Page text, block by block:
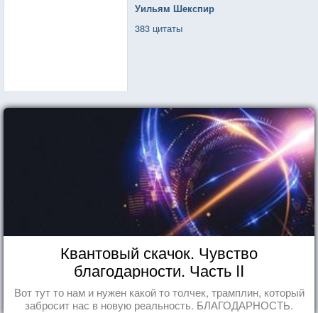
Уильям Шекспир
383 цитаты
Квантовый скачок. Чувство
благодарности. Часть II
Вот тут то нам и нужен какой то толчек, трамплин, который
забросит нас в новую реальность. БЛАГОДАРНОСТЬ.